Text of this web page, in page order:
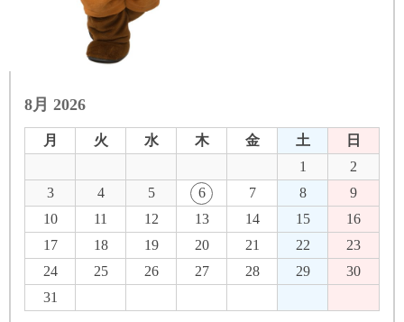
8月 2026
月 火 水 木 金 土
日
1
2
3
4 5 6 7 8
9
10
11 12 13 14 15
16
17
18 19 20 21 22
23
24
25 26 27 28 29
30
31